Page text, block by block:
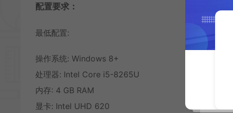
配置要求：
最低配置:
操作系统: Windows 8+
处理器: Intel Core i5-8265U
内存: 4 GB RAM
显卡: Intel UHD 620